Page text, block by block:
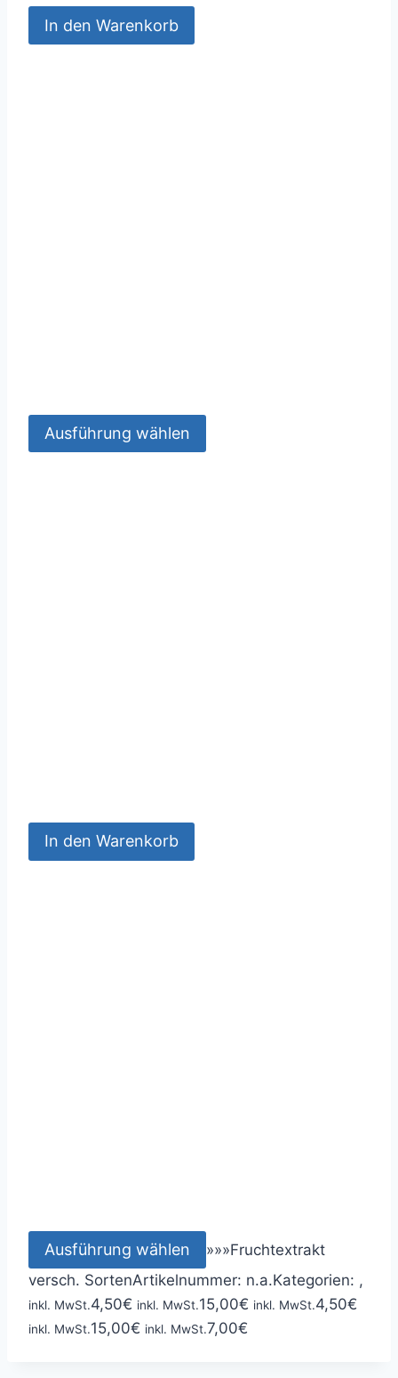
In den Warenkorb
Ausführung wählen
In den Warenkorb
Ausführung wählen »»»Fruchtextrakt
versch. SortenArtikelnummer: n.a.Kategorien: ,
inkl. MwSt.4,50€ inkl. MwSt.15,00€ inkl. MwSt.4,50€
inkl. MwSt.15,00€ inkl. MwSt.7,00€